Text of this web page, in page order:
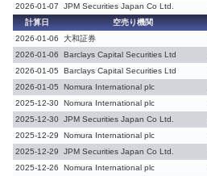
2026-01-07
JPM Securities Japan Co Ltd.
計算日 空売り機関
2026-01-06
大和証券
2026-01-06 Barclays Capital Securities Ltd
2026-01-05
Barclays Capital Securities Ltd
2026-01-05 Nomura International plc
2025-12-30 Nomura International plc
2025-12-30 JPM Securities Japan Co Ltd.
2025-12-29
Nomura International plc
2025-12-29
JPM Securities Japan Co Ltd.
2025-12-26
Nomura International plc